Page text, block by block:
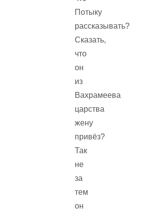
Потыку
рассказывать?
Сказать,
что
он
из
Вахрамеева
царства
жену
привёз?
Так
не
за
тем
он